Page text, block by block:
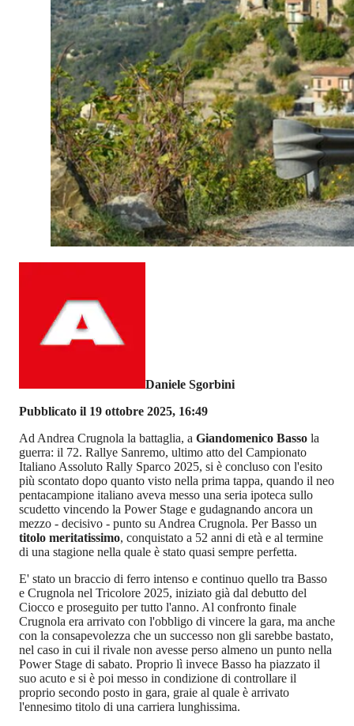
Daniele Sgorbini
Pubblicato il 19 ottobre 2025, 16:49
Ad Andrea Crugnola la battaglia, a Giandomenico Basso la
guerra: il 72. Rallye Sanremo, ultimo atto del Campionato
Italiano Assoluto Rally Sparco 2025, si è concluso con l'esito
più scontato dopo quanto visto nella prima tappa, quando il neo
pentacampione italiano aveva messo una seria ipoteca sullo
scudetto vincendo la Power Stage e gudagnando ancora un
mezzo - decisivo - punto su Andrea Crugnola. Per Basso un
titolo meritatissimo, conquistato a 52 anni di età e al termine
di una stagione nella quale è stato quasi sempre perfetta.
E' stato un braccio di ferro intenso e continuo quello tra Basso
e Crugnola nel Tricolore 2025, iniziato già dal debutto del
Ciocco e proseguito per tutto l'anno. Al confronto finale
Crugnola era arrivato con l'obbligo di vincere la gara, ma anche
con la consapevolezza che un successo non gli sarebbe bastato,
nel caso in cui il rivale non avesse perso almeno un punto nella
Power Stage di sabato. Proprio lì invece Basso ha piazzato il
suo acuto e si è poi messo in condizione di controllare il
proprio secondo posto in gara, graie al quale è arrivato
l'ennesimo titolo di una carriera lunghissima.